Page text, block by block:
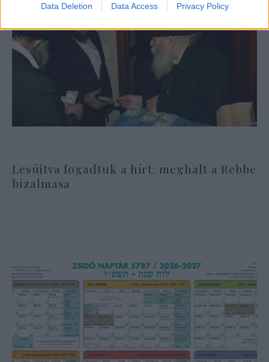
Data Deletion Data Access Privacy Policy
Lesújtva fogadtuk a hírt: meghalt a Rebbe
bizalmasa